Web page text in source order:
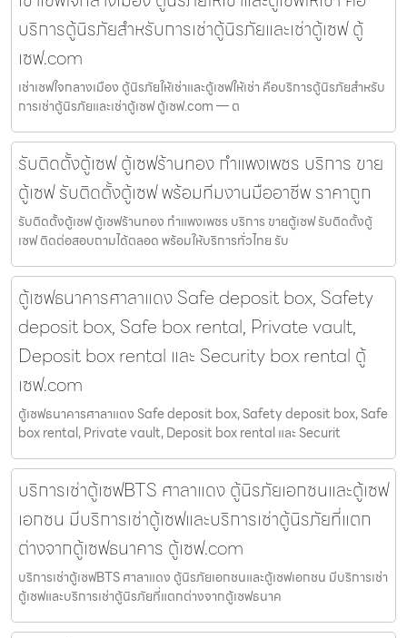
บริการตู้นิรภัยสำหรับการเช่าตู้นิรภัยและเช่าตู้เซฟ ตู้
เซฟ.com
เช่าเซฟใจกลางเมือง ตู้นิรภัยให้เช่าและตู้เซฟให้เช่า คือบริการตู้นิรภัยสำหรับ
การเช่าตู้นิรภัยและเช่าตู้เซฟ ตู้เซฟ.com — ต
รับติดตั้งตู้เซฟ ตู้เซฟร้านทอง กำแพงเพชร บริการ ขาย
ตู้เซฟ รับติดตั้งตู้เซฟ พร้อมทีมงานมืออาชีพ ราคาถูก
รับติดตั้งตู้เซฟ ตู้เซฟร้านทอง กำแพงเพชร บริการ ขายตู้เซฟ รับติดตั้งตู้
เซฟ ติดต่อสอบถามได้ตลอด พร้อมให้บริการทั่วไทย รับ
ตู้เซฟธนาคารศาลาแดง Safe deposit box, Safety
deposit box, Safe box rental, Private vault,
Deposit box rental และ Security box rental ตู้
เซฟ.com
ตู้เซฟธนาคารศาลาแดง Safe deposit box, Safety deposit box, Safe
box rental, Private vault, Deposit box rental และ Securit
บริการเช่าตู้เซฟBTS ศาลาแดง ตู้นิรภัยเอกชนและตู้เซฟ
เอกชน มีบริการเช่าตู้เซฟและบริการเช่าตู้นิรภัยที่แตก
ต่างจากตู้เซฟธนาคาร ตู้เซฟ.com
บริการเช่าตู้เซฟBTS ศาลาแดง ตู้นิรภัยเอกชนและตู้เซฟเอกชน มีบริการเช่า
ตู้เซฟและบริการเช่าตู้นิรภัยที่แตกต่างจากตู้เซฟธนาค